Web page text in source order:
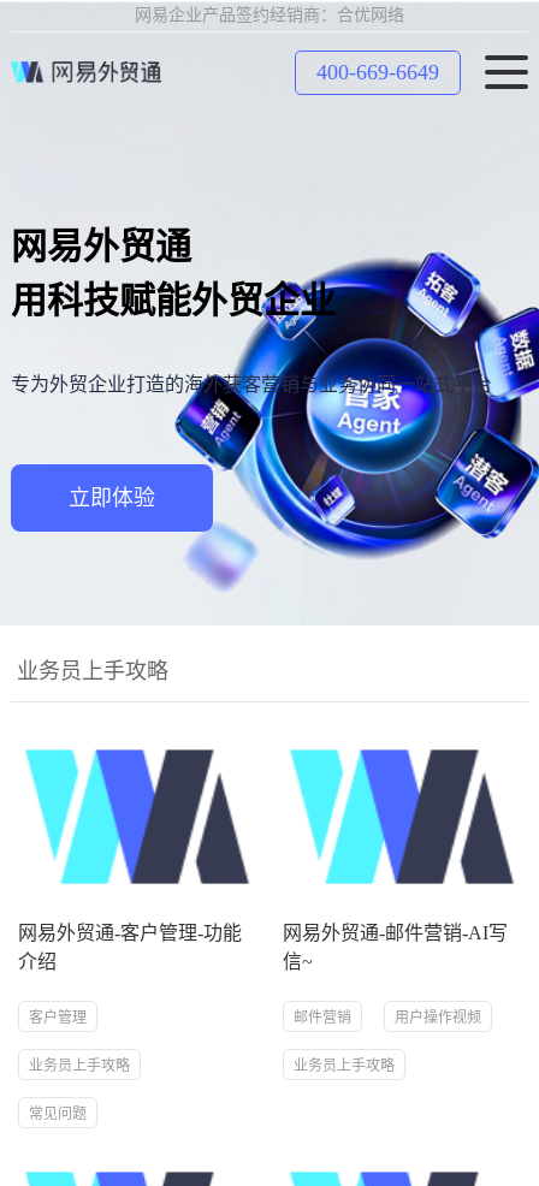
网易企业产品签约经销商：合优网络
400-669-6649
网易外贸通
用科技赋能外贸企业
专为外贸企业打造的海外获客营销与业务协同一站式平台
立即体验
业务员上手攻略
网易外贸通-客户管理-功能
介绍
客户管理
业务员上手攻略
常见问题
网易外贸通-邮件营销-AI写
信~
邮件营销 用户操作视频
业务员上手攻略